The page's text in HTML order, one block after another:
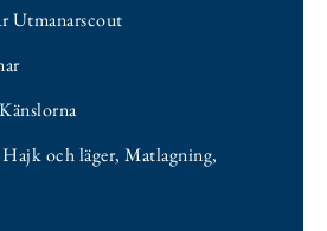
Utmanarscout
Känslorna
Hajk och läger, Matlagning,